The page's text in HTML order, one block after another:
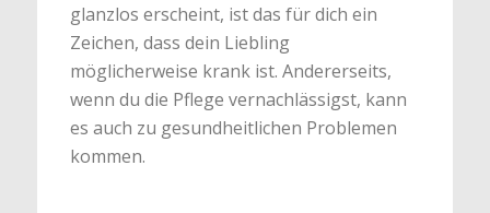
glanzlos erscheint, ist das für dich ein
Zeichen, dass dein Liebling
möglicherweise krank ist. Andererseits,
wenn du die Pflege vernachlässigst, kann
es auch zu gesundheitlichen Problemen
kommen.